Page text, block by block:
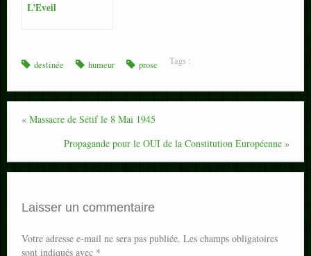
L’Eveil
Tags :
destinée humeur prose
« Massacre de Sétif le 8 Mai 1945
Propagande pour le OUI de la Constitution Européenne »
Laisser un commentaire
Votre adresse e-mail ne sera pas publiée. Les champs obligatoires
sont indiqués avec *